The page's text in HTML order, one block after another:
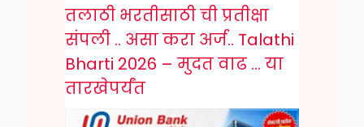
तलाठी भरतीसाठी ची प्रतीक्षा
संपली .. असा करा अर्ज.. Talathi
Bharti 2026 – मुदत वाढ … या
तारखेपर्यंत